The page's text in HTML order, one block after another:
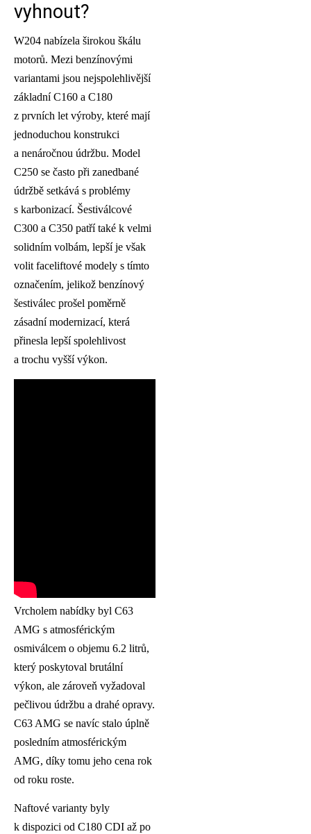
vyhnout?
W204 nabízela širokou škálu
motorů. Mezi benzínovými
variantami jsou nejspolehlivější
základní C160 a C180
z prvních let výroby, které mají
jednoduchou konstrukci
a nenáročnou údržbu. Model
C250 se často při zanedbané
údržbě setkává s problémy
s karbonizací. Šestiválcové
C300 a C350 patří také k velmi
solidním volbám, lepší je však
volit faceliftové modely s tímto
označením, jelikož benzínový
šestiválec prošel poměrně
zásadní modernizací, která
přinesla lepší spolehlivost
a trochu vyšší výkon.
Vrcholem nabídky byl C63
AMG s atmosférickým
osmiválcem o objemu 6.2 litrů,
který poskytoval brutální
výkon, ale zároveň vyžadoval
pečlivou údržbu a drahé opravy.
C63 AMG se navíc stalo úplně
posledním atmosférickým
AMG, díky tomu jeho cena rok
od roku roste.
Naftové varianty byly
k dispozici od C180 CDI až po